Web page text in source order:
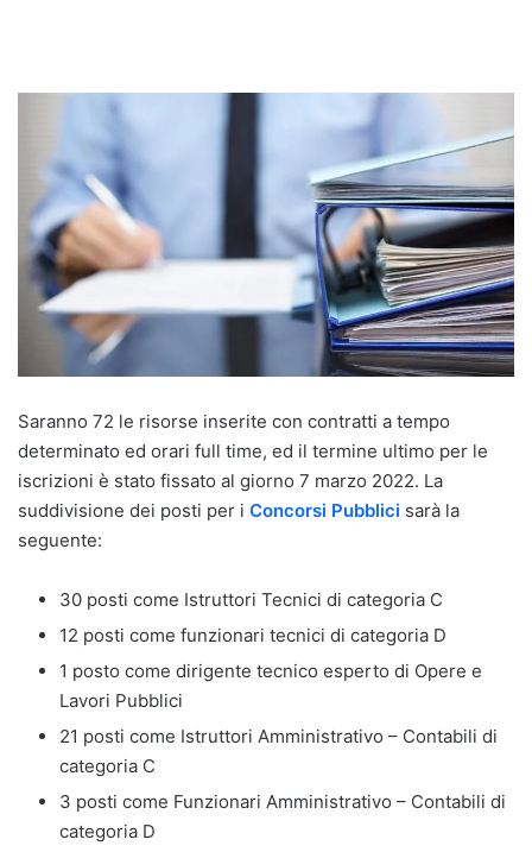
Saranno 72 le risorse inserite con contratti a tempo
determinato ed orari full time, ed il termine ultimo per le
iscrizioni è stato fissato al giorno 7 marzo 2022. La
suddivisione dei posti per i Concorsi Pubblici sarà la
seguente:
30 posti come Istruttori Tecnici di categoria C
12 posti come funzionari tecnici di categoria D
1 posto come dirigente tecnico esperto di Opere e
Lavori Pubblici
21 posti come Istruttori Amministrativo – Contabili di
categoria C
3 posti come Funzionari Amministrativo – Contabili di
categoria D